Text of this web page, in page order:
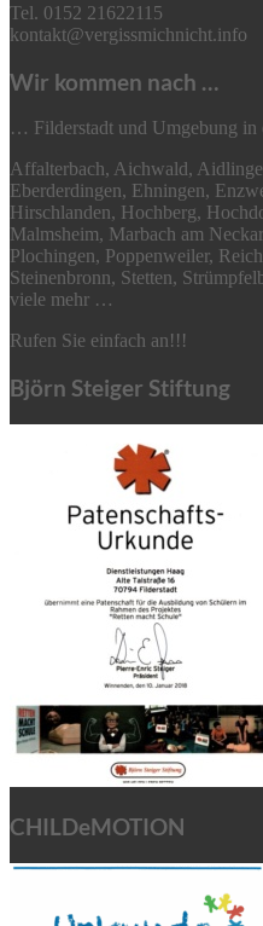
Tel. 0152 21622115
kontakt@vergissmichnicht.info
Wir kommen nach …
… Filderstadt und Umgebung in
Affalterbach, Aichwald,
Eberderdingen, Ehningen,
Hirschlanden, Hochberg,
Malmsheim, Marbach am
Plochingen, Poppenweiler,
Steinenbronn, Stetten,
viele mehr …
Rufen Sie einfach an!!!
Björn Steiger Stiftung
CHILDeMOTION